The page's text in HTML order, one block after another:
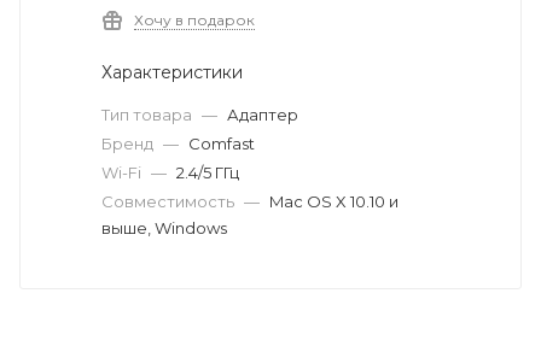
Хочу в подарок
Характеристики
Тип товара — Адаптер
Бренд — Comfast
Wi-Fi — 2.4/5 ГГц
Совместимость — Mac OS X 10.10 и
выше, Windows